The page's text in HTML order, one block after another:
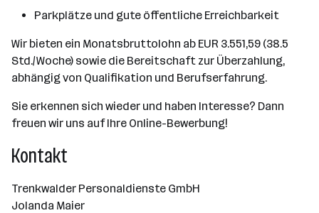
Parkplätze und gute öffentliche Erreichbarkeit
Wir bieten ein Monatsbruttolohn ab EUR 3.551,59 (38.5
Std./Woche) sowie die Bereitschaft zur Überzahlung,
abhängig von Qualifikation und Berufserfahrung.
Sie erkennen sich wieder und haben Interesse? Dann
freuen wir uns auf Ihre Online-Bewerbung!
Kontakt
Trenkwalder Personaldienste GmbH
Jolanda Maier